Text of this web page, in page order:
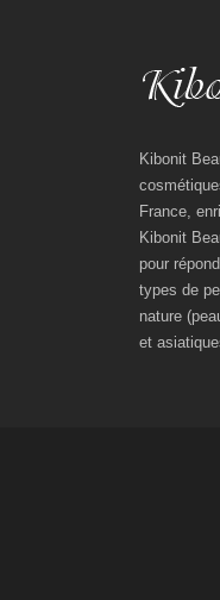
Kibonit
France,
Kibonit
pour
types de
nature
et